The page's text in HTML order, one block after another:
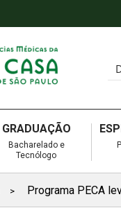
GRADUAÇÃO
Bacharelado e
Tecnólogo
> Programa PECA